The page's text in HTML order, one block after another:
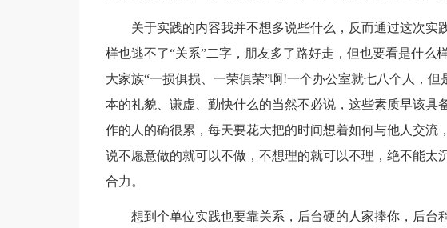
关于实践的内容我并不想多说些什么，反而通过这次实
样也逃不了“关系”二字，朋友多了路好走，但也要看是什么
大家族“一损俱损、一荣俱荣”啊!一个办公室就七八个人，
本的礼貌、谦虚、勤快什么的当然不必说，这些素质早该具
作的人的确很累，每天要花大把的时间想着如何与他人交流
说不愿意做的就可以不做，不想理的就可以不理，绝不能太
合力。
想到个单位实践也要靠关系，后台硬的人家捧你，后台